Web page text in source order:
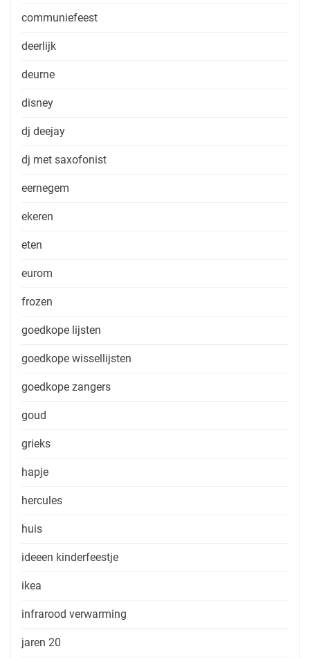
communiefeest
deerlijk
deurne
disney
dj deejay
dj met saxofonist
eernegem
ekeren
eten
eurom
frozen
goedkope lijsten
goedkope wissellijsten
goedkope zangers
goud
grieks
hapje
hercules
huis
ideeen kinderfeestje
ikea
infrarood verwarming
jaren 20